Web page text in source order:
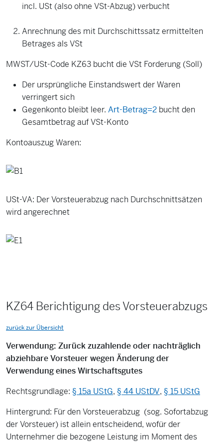
incl. USt (also ohne VSt-Abzug) verbucht
Anrechnung des mit Durchschittssatz ermittelten
Betrages als VSt
MWST/USt-Code KZ63 bucht die VSt Forderung (Soll)
Der ursprüngliche Einstandswert der Waren
verringert sich
Gegenkonto bleibt leer. Art-Betrag=2 bucht den
Gesamtbetrag auf VSt-Konto
Kontoauszug Waren:
USt-VA: Der Vorsteuerabzug nach Durchschnittsätzen
wird angerechnet
KZ64 Berichtigung des Vorsteuerabzugs
zurück zur Übersicht
Verwendung: Zurück zuzahlende oder nachträglich
abziehbare Vorsteuer wegen Änderung der
Verwendung eines Wirtschaftsgutes
Rechtsgrundlage: § 15a UStG, § 44 UStDV, § 15 UStG
Hintergrund: Für den Vorsteuerabzug (sog. Sofortabzug
der Vorsteuer) ist allein entscheidend, wofür der
Unternehmer die bezogene Leistung im Moment des